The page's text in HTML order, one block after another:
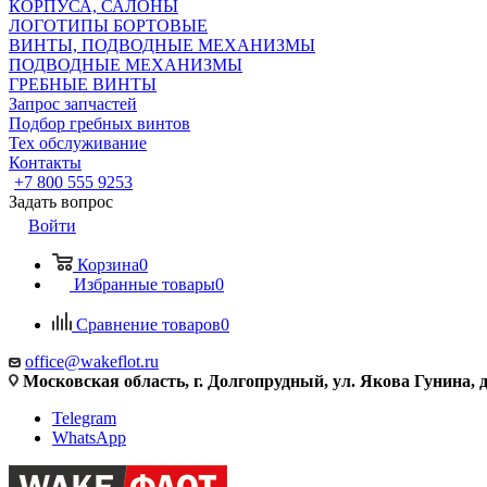
КОРПУСА, САЛОНЫ
ЛОГОТИПЫ БОРТОВЫЕ
ВИНТЫ, ПОДВОДНЫЕ МЕХАНИЗМЫ
ПОДВОДНЫЕ МЕХАНИЗМЫ
ГРЕБНЫЕ ВИНТЫ
Запрос запчастей
Подбор гребных винтов
Тех обслуживание
Контакты
+7 800 555 9253
Задать вопрос
Войти
Корзина0
Избранные товары0
Сравнение товаров0
office@wakeflot.ru
Московская область, г. Долгопрудный, ул. Якова Гунина,
Telegram
WhatsApp